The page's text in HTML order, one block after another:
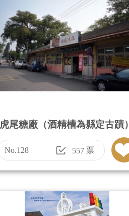
虎尾糖廠（酒精槽為縣定古蹟）
No.128 557票